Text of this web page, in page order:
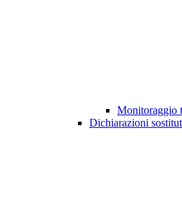
Monitoraggio
Dichiarazioni